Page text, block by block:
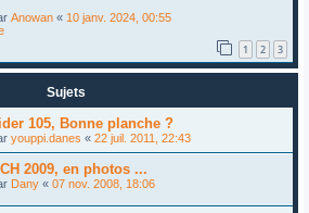
Anowan « 10 janv. 2024, 00:55
1 2 3
Sujets
105, Bonne planche ?
youppi.danes « 22 juil. 2011, 22:43
2009, en photos ...
Dany « 07 nov. 2008, 18:06